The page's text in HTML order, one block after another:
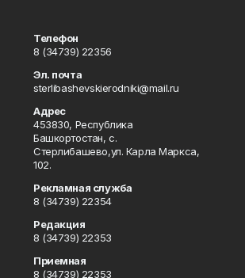
Телефон
8 (34739) 22356
Эл. почта
sterlibashevskierodniki@mail.ru
Адрес
453830, Республика
Башкортостан, c.
Стерлибашево,ул. Карла Маркса,
102.
Рекламная служба
8 (34739) 22354
Редакция
8 (34739) 22353
Приемная
8 (34739) 22353